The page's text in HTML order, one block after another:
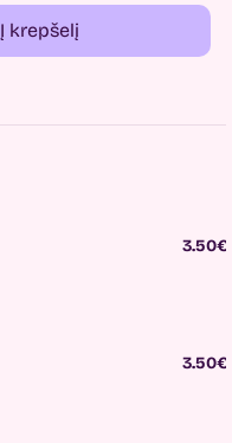
Į krepšelį
3.50€
3.50€